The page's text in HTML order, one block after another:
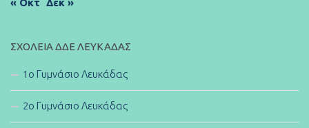
ΣΧΟΛΕΊΑ ΔΔΕ ΛΕΥΚΆΔΑΣ
1ο Γυμνάσιο Λευκάδας
2ο Γυμνάσιο Λευκάδας